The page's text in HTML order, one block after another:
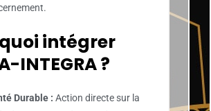
intégrer
INTEGRA ?
Durable : Action directe sur la